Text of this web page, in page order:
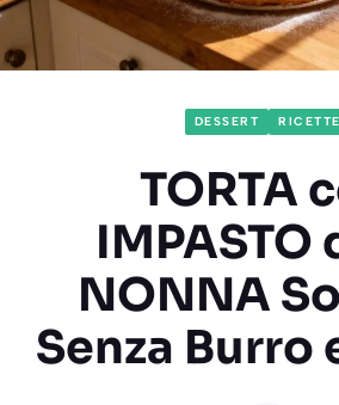
DESSERT RICETTE
TORTA
IMPASTO
NONNA
Senza Burro